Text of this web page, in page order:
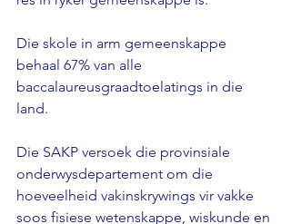
Die skole in arm gemeenskappe
behaal 67% van alle
baccalaureusgraadtoelatings in die
land.
Die SAKP versoek die provinsiale
onderwysdepartement om die
hoeveelheid vakinskrywings vir vakke
soos fisiese wetenskappe, wiskunde en